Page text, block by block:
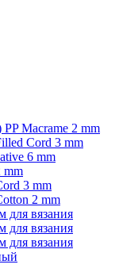
Macrame 2 mm
Cord 3 mm
6 mm
mm
3 mm
2 mm
вязания
вязания
вязания